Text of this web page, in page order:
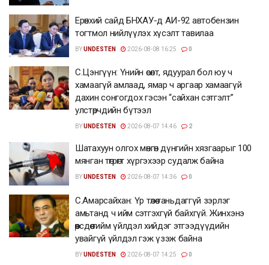
Ерөнхий сайд БНХАУ-д АИ-92 автобензин
тогтмол нийлүүлэх хүсэлт тавилаа
BYUNDESTEN 2026-08-08 16:25 0
С.Цэнгүүн: Үнийн өсөлт, ядуурал бол юу ч
хамаагүй амлаад, ямар ч аргаар хамаагүй
дахин сонгогдох гэсэн “сайхан сэтгэлт”
улстөрчдийн бүтээл
BYUNDESTEN 2026-08-07 14:46 2
Шатахуун олгох мөнгөн дүнгийн хязгаарыг 100
мянган төгрөгт хүргэхээр судалж байна
BYUNDESTEN 2026-08-07 14:36 0
С.Амарсайхан: Үр төлөө таньдаггүй зэрлэг
амьтанд ч ийм сэтгэхгүй байхгүй. Жинхэнэ
өөрсдөө тийм үйлдэл хийдэг этгээдүүдийн
увайгүй үйлдэл гэж үзэж байна
BYUNDESTEN 2026-08-07 14:25 0